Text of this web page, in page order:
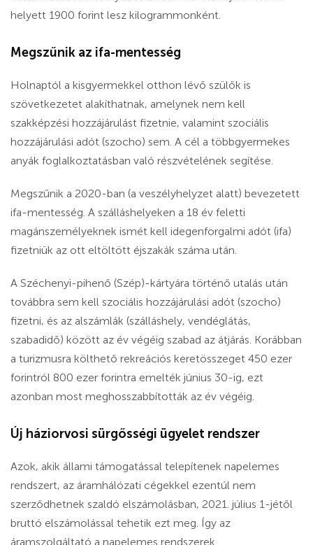
helyett 1900 forint lesz kilogrammonként.
Megszűnik az ifa-mentesség
Holnaptól a kisgyermekkel otthon lévő szülők is
szövetkezetet alakíthatnak, amelynek nem kell
szakképzési hozzájárulást fizetnie, valamint szociális
hozzájárulási adót (szocho) sem. A cél a többgyermekes
anyák foglalkoztatásban való részvételének segítése.
Megszűnik a 2020-ban (a veszélyhelyzet alatt) bevezetett
ifa-mentesség. A szálláshelyeken a 18 év feletti
magánszemélyeknek ismét kell idegenforgalmi adót (ifa)
fizetniük az ott eltöltött éjszakák száma után.
A Széchenyi-pihenő (Szép)-kártyára történő utalás után
továbbra sem kell szociális hozzájárulási adót (szocho)
fizetni, és az alszámlák (szálláshely, vendéglátás,
szabadidő) között az év végéig szabad az átjárás. Korábban
a turizmusra költhető rekreációs keretösszeget 450 ezer
forintról 800 ezer forintra emelték június 30-ig, ezt
azonban most meghosszabbították az év végéig.
Új háziorvosi sürgősségi ügyelet rendszer
Azok, akik állami támogatással telepítenek napelemes
rendszert, az áramhálózati cégekkel ezentúl nem
szerződhetnek szaldó elszámolásban, 2021. július 1-jétől
bruttó elszámolással tehetik ezt meg. Így az
áramszolgáltató a napelemes rendszerek